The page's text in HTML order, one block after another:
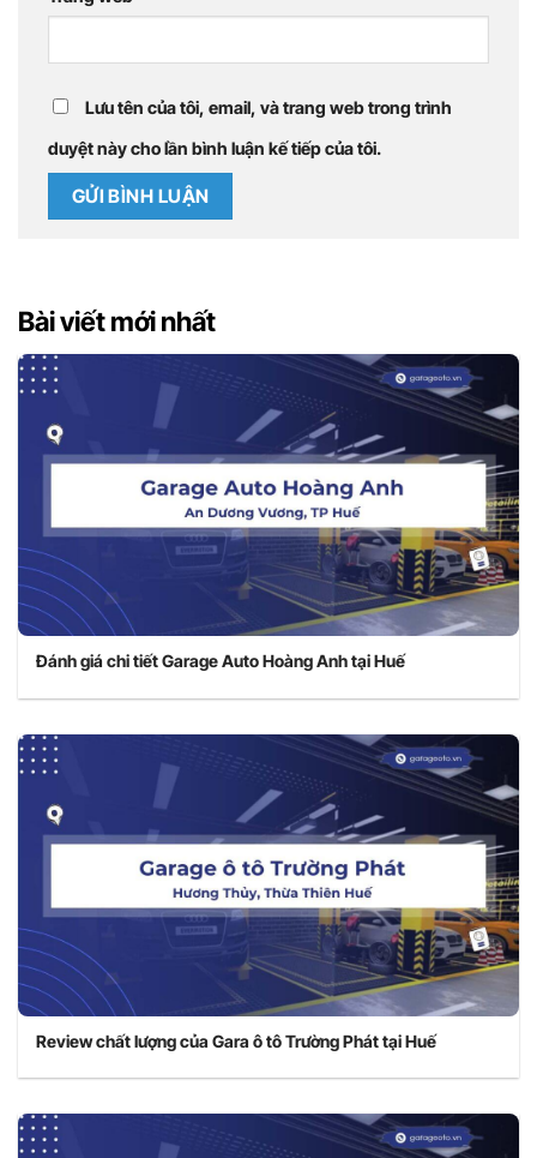
Lưu tên của tôi, email, và trang web trong trình
duyệt này cho lần bình luận kế tiếp của tôi.
Bài viết mới nhất
Đánh giá chi tiết Garage Auto Hoàng Anh tại Huế
Review chất lượng của Gara ô tô Trường Phát tại Huế